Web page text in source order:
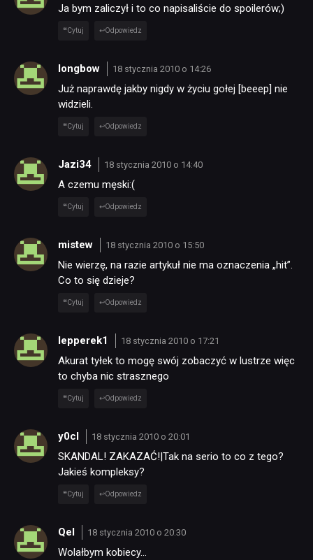
Ja bym zaliczył i to co napisaliście do spoilerów;)
Cytuj Odpowiedz
longbow 18 stycznia 2010 o 14:26
Już naprawdę jakby nigdy w życiu gołej [beeep] nie
widzieli.
Cytuj Odpowiedz
Jazi34 18 stycznia 2010 o 14:40
A czemu męski:(
Cytuj Odpowiedz
mistew 18 stycznia 2010 o 15:50
Nie wierzę, na razie artykuł nie ma oznaczenia „hit”.
Co to się dzieje?
Cytuj Odpowiedz
lepperek1 18 stycznia 2010 o 17:21
Akurat tyłek to mogę swój zobaczyć w lustrze więc
to chyba nic strasznego
Cytuj Odpowiedz
y0cl 18 stycznia 2010 o 20:01
SKANDAL! ZAKAZAĆ!|Tak na serio to co z tego?
Jakieś kompleksy?
Cytuj Odpowiedz
Qel 18 stycznia 2010 o 20:30
Wolałbym kobiecy…